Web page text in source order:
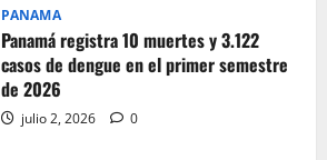
PANAMA
Panamá registra 10 muertes y 3.122
casos de dengue en el primer semestre
de 2026
julio 2, 2026 0